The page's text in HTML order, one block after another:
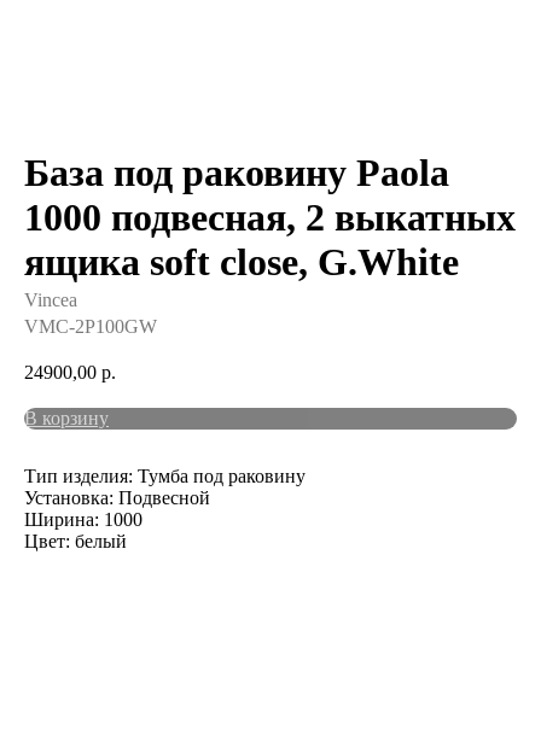
База под раковину Paola
1000 подвесная, 2 выкатных
ящика soft close, G.White
Vincea
VMC-2P100GW
24900,00 р.
В корзину
Тип изделия: Тумба под раковину
Установка: Подвесной
Ширина: 1000
Цвет: белый